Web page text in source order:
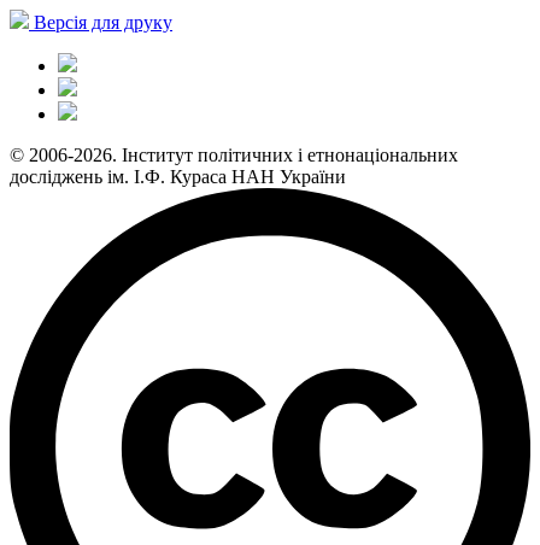
Версія для друку
© 2006-2026. Інститут політичних і етнонаціональних
досліджень ім. І.Ф. Кураса НАН України